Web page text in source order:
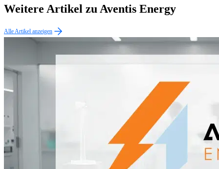
Weitere Artikel zu Aventis Energy
Alle Artikel anzeigen